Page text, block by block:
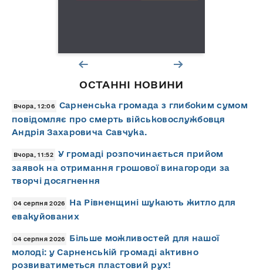
ОСТАННІ НОВИНИ
Вчора, 12:06
Сарненська громада з глибоким сумом
повідомляє про смерть військовослужбовця
Андрія Захаровича Савчука.
Вчора, 11:52
У громаді розпочинається прийом
заявок на отримання грошової винагороди за
творчі досягнення
04 серпня 2026
На Рівненщині шукають житло для
евакуйованих
04 серпня 2026
Більше можливостей для нашої
молоді: у Сарненській громаді активно
розвиватиметься пластовий рух!